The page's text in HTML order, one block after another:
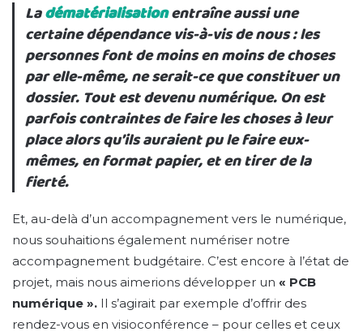
Ladématérialisationentraîne aussi une
certaine dépendance vis-à-vis de nous : les
personnes font de moins en moins de choses
par elle-même, ne serait-ce que constituer un
dossier. Tout est devenu numérique. On est
parfois contraintes de faire les choses à leur
place alors qu’ils auraient pu le faire eux-
mêmes, en format papier, et en tirer de la
fierté.
Et, au-delà d’un accompagnement vers le numérique,
nous souhaitions également numériser notre
accompagnement budgétaire. C’est encore à l’état de
projet, mais nous aimerions développer un « PCB
numérique ». Il s’agirait par exemple d’offrir des
rendez-vous en visioconférence – pour celles et ceux